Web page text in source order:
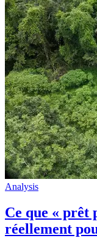
Analysis
Ce que « prêt
réellement